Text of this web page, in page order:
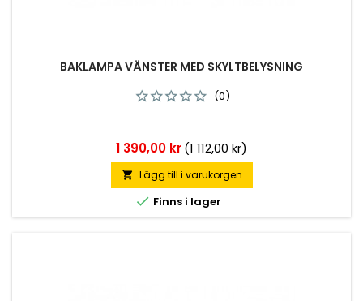
BAKLAMPA VÄNSTER MED SKYLTBELYSNING
(0)
Pris
1 390,00 kr(1 112,00 kr)
 Lägg till i varukorgen
 Finns i lager